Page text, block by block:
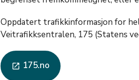
Oppdatert trafikkinformasjon for
Veitrafikksentralen, 175 (Statens
launch 175.no